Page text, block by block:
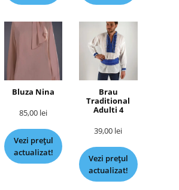
Bluza Nina
85,00 lei
Vezi prețul
actualizat!
Brau
Traditional
Adulti 4
39,00 lei
Vezi prețul
actualizat!